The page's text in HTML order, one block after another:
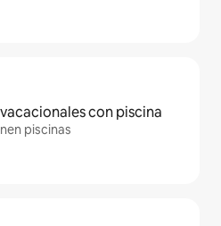
con piscina
piscinas